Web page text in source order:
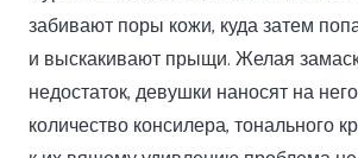
забивают поры кожи, куда затем
и выскакивают прыщи. Желая
недостаток, девушки наносят на
количество консилера, тонального